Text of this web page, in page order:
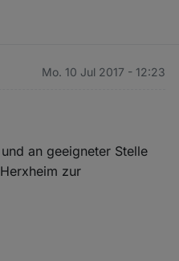
Mo. 10 Jul 2017 - 12:23
an geeigneter Stelle
zur